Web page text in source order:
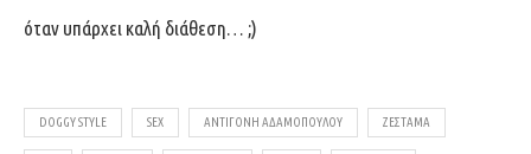
όταν υπάρχει καλή διάθεση… ;)
DOGGY STYLE SEX ΑΝΤΙΓΌΝΗ ΑΔΑΜΟΠΟΎΛΟΥ ΖΈΣΤΑΜΑ